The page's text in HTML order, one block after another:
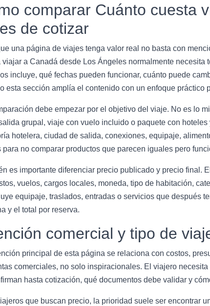
comparar Cuánto cuesta
de cotizar
una página de viajes tenga valor real no basta con
viajar a Canadá desde Los Ángeles normalmente
incluye, qué fechas pueden funcionar, cuánto puede
esta sección amplía el contenido con un enfoque práctico
debe empezar por el objetivo del viaje. No es lo
grupal, viaje con vuelo incluido o paquete con
hotelera, ciudad de salida, conexiones, equipaje,
para no comparar productos que parecen iguales pero
es importante diferenciar precio publicado y precio final.
vuelos, cargos locales, moneda, tipo de habitación,
equipaje, traslados, entradas o servicios que después
y el total por reserva.
comercial y tipo de
principal de esta página se relaciona con costos,
comerciales, no solo inspiracionales. El viajero
hasta cotización, qué documentos debe validar y
que buscan precio, la prioridad suele ser encontrar